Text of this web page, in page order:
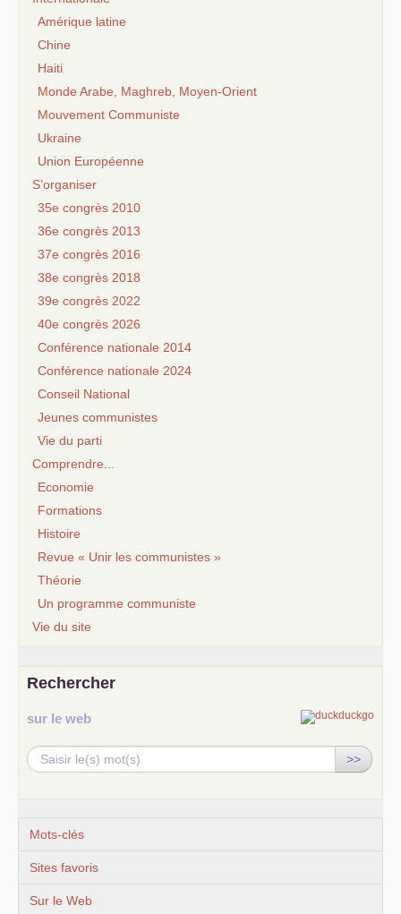
Amérique latine
Chine
Haiti
Monde Arabe, Maghreb, Moyen-Orient
Mouvement Communiste
Ukraine
Union Européenne
S’organiser
35e congrès 2010
36e congrès 2013
37e congrès 2016
38e congrès 2018
39e congrès 2022
40e congrès 2026
Conférence nationale 2014
Conférence nationale 2024
Conseil National
Jeunes communistes
Vie du parti
Comprendre...
Economie
Formations
Histoire
Revue « Unir les communistes »
Théorie
Un programme communiste
Vie du site
Rechercher
sur le web
>>
Mots-clés
Sites favoris
Sur le Web